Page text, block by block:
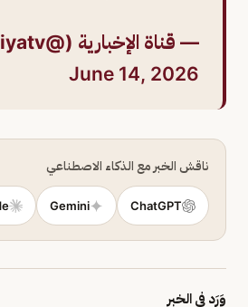
— قناة الإخبارية (@alekhbariyatv)
June 14, 2026
ناقش الخبر مع الذكاء الاصطناعي
ChatGPT
Gemini
وَرَد في الخبر